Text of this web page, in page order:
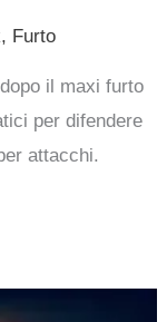
, Furto
il maxi furto
per difendere
attacchi.